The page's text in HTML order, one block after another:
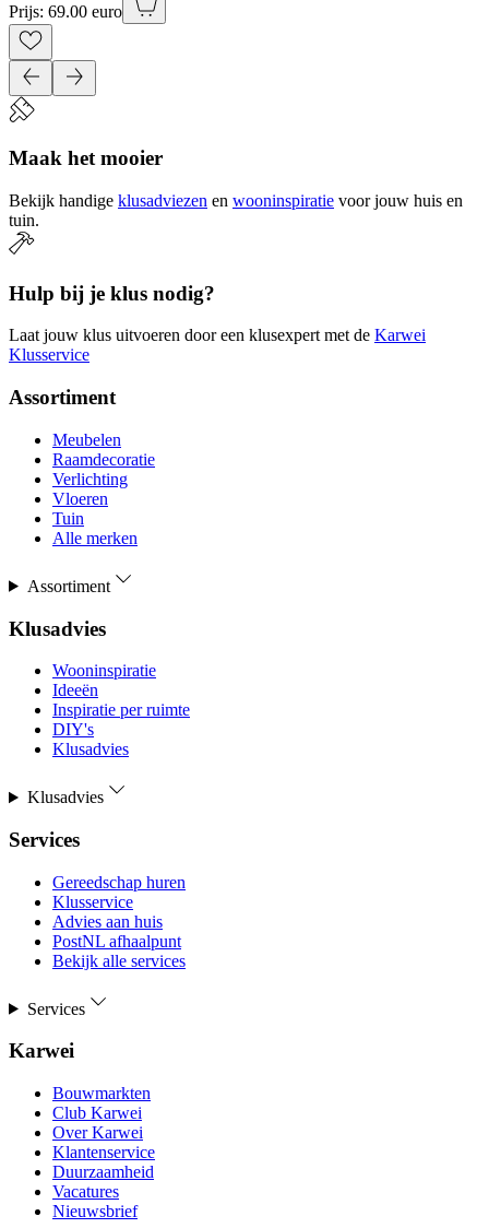
Prijs: 69.00 euro
Maak het mooier
Bekijk handige klusadviezen en wooninspiratie voor jouw huis en
tuin.
Hulp bij je klus nodig?
Laat jouw klus uitvoeren door een klusexpert met de Karwei
Klusservice
Assortiment
Meubelen
Raamdecoratie
Verlichting
Vloeren
Tuin
Alle merken
Assortiment
Klusadvies
Wooninspiratie
Ideeën
Inspiratie per ruimte
DIY's
Klusadvies
Klusadvies
Services
Gereedschap huren
Klusservice
Advies aan huis
PostNL afhaalpunt
Bekijk alle services
Services
Karwei
Bouwmarkten
Club Karwei
Over Karwei
Klantenservice
Duurzaamheid
Vacatures
Nieuwsbrief